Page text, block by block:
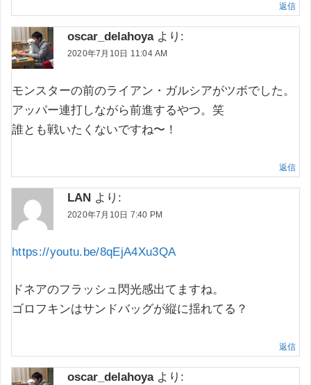
返信
oscar_delahoya より:
2020年7月10日 11:04 AM
モンスターの前のライアン・ガルシアがツボでした。
アッパー連打しながら前進するやつ。笑
誰とも戦いたくないですね〜！
返信
LAN より:
2020年7月10日 7:40 PM
https://youtu.be/8qEjA4Xu3QA
ドネアのフラッシュ閃光感出てますね。
ゴロフキンはサンドバッグが縦に揺れてる？
返信
oscar_delahoya より: